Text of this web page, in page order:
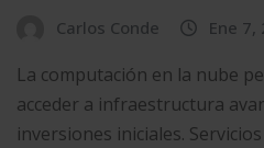
Carlos Conde Ene 7,
La computación en la nube
acceder a infraestructura
inversiones iniciales.